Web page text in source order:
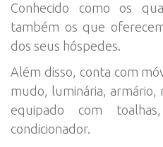
Conhecido como os
também os que
dos seus hóspedes.
Além disso, conta com
mudo, luminária, armário,
equipado com
condicionador.